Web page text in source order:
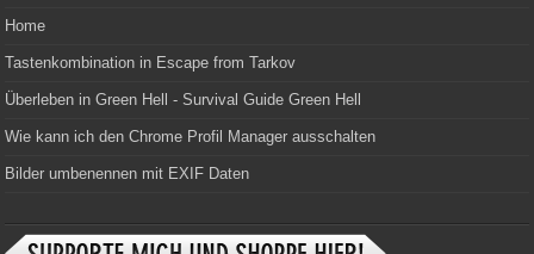
Home
Tastenkombination in Escape from Tarkov
Überleben in Green Hell - Survival Guide Green Hell
Wie kann ich den Chrome Profil Manager ausschalten
Bilder umbenennen mit EXIF Daten